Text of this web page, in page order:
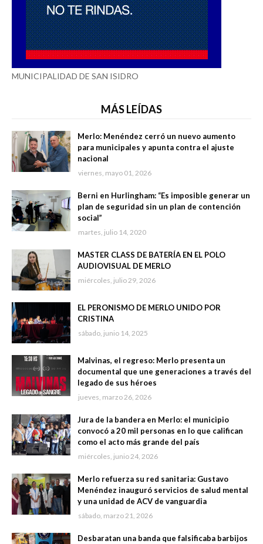
MUNICIPALIDAD DE SAN ISIDRO
MÁS LEÍDAS
Merlo: Menéndez cerró un nuevo aumento
para municipales y apunta contra el ajuste
nacional
viernes, mayo 01, 2026
Berni en Hurlingham: “Es imposible generar un
plan de seguridad sin un plan de contención
social”
martes, julio 14, 2020
MASTER CLASS DE BATERÍA EN EL POLO
AUDIOVISUAL DE MERLO
miércoles, julio 29, 2026
EL PERONISMO DE MERLO UNIDO POR
CRISTINA
sábado, junio 14, 2025
Malvinas, el regreso: Merlo presenta un
documental que une generaciones a través del
legado de sus héroes
jueves, marzo 26, 2026
Jura de la bandera en Merlo: el municipio
convocó a 20 mil personas en lo que califican
como el acto más grande del país
miércoles, junio 24, 2026
Merlo refuerza su red sanitaria: Gustavo
Menéndez inauguró servicios de salud mental
y una unidad de ACV de vanguardia
sábado, marzo 21, 2026
Desbaratan una banda que falsificaba barbijos